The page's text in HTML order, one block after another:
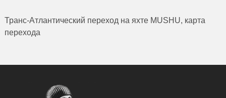
Транс-Атлантический переход на яхте MUSHU, карта
перехода